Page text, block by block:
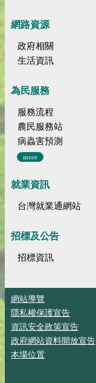
網路資源
政府相關
生活資訊
為民服務
服務流程
農民服務站
病蟲害預測
more
就業資訊
台灣就業通網站
招標及公告
招標資訊
網站導覽
隱私權保護宣告
資訊安全政策宣告
政府網站資料開放宣告
本場位置